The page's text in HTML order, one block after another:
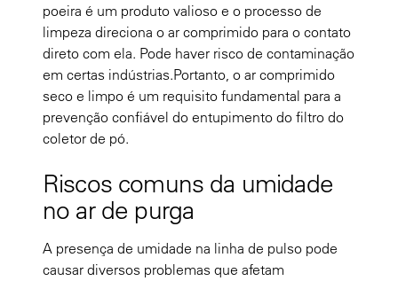
poeira é um produto valioso e o processo de
limpeza direciona o ar comprimido para o contato
direto com ela. Pode haver risco de contaminação
em certas indústrias.Portanto, o ar comprimido
seco e limpo é um requisito fundamental para a
prevenção confiável do entupimento do filtro do
coletor de pó.
Riscos comuns da umidade
no ar de purga
A presença de umidade na linha de pulso pode
causar diversos problemas que afetam